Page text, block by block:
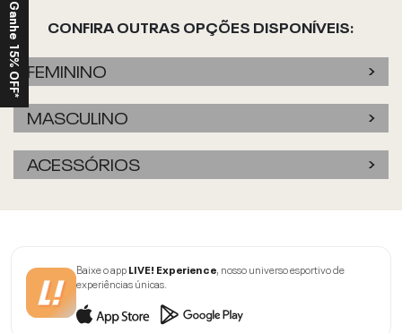
CONFIRA OUTRAS OPÇÕES DISPONÍVEIS:
FEMININO
MASCULINO
ACESSÓRIOS
Baixe o appLIVE! Experience, nosso universo esportivo de
experiências únicas.
Ganhe 15% OFF*